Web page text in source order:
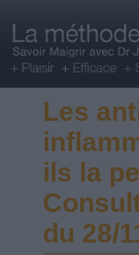
Les
ils la
du 28/